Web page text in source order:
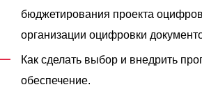
бюджетирования проекта
организации оцифровки
Как сделать выбор и внедрить
обеспечение.